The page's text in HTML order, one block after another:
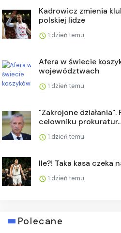
Kadrowicz zmienia
polskiej lidze
1 dzień temu
Afera w świecie
województwach
1 dzień temu
"Zakrojone działania".
celowniku
1 dzień temu
Ile?! Taka kasa czeka
1 dzień temu
Polecane